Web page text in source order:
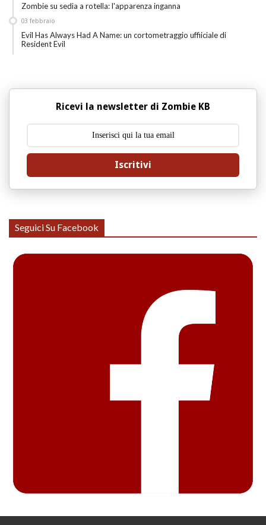
Zombie su sedia a rotella: l'apparenza inganna
Evil Has Always Had A Name: un cortometraggio uffiiciale di
Resident Evil
03 febbraio
Ricevi la newsletter di Zombie KB
Iscritivi
Seguici Su Facebook